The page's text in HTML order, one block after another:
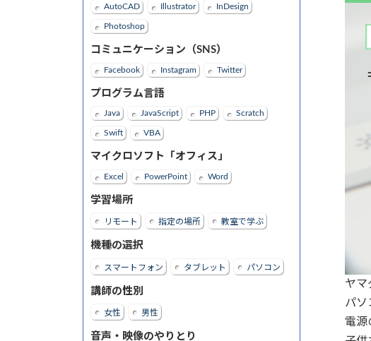
ヤマ
パソ
電源
AutoCAD Illustrator InDesign
Photoshop
コミュニケーション（SNS）
Facebook Instagram Twitter
プログラム言語
Java JavaScript PHP Scratch
Swift VBA
マイクロソフト「オフィス」
Excel PowerPoint Word
学習場所
リモート 指定の場所 教室で学ぶ
機種の選択
スマートフォン タブレット パソコン
講師の性別
女性 男性
音声・映像のやりとり